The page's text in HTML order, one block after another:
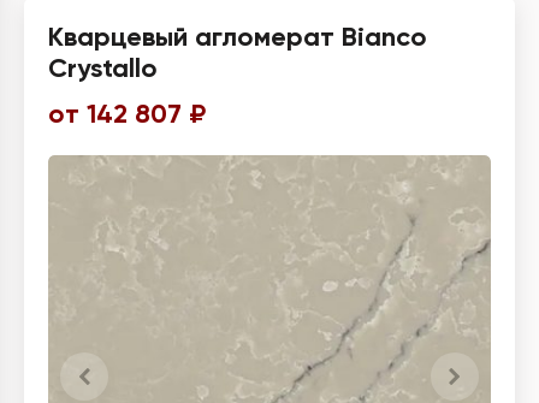
Кварцевый агломерат Bianco
Crystallo
от 142 807 ₽